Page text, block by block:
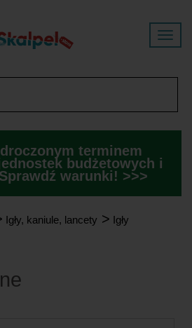
terminem
budżetowych i
warunki! >>>
Igły, kaniule, lancety > Igły